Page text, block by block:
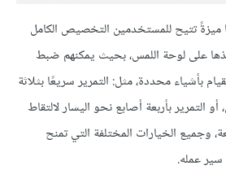
تتيح للمستخدمين التخصيص الكامل
على لوحة اللمس، بحيث يمكنهم ضبط
بأشياء محددة، مثل: التمرير سريعًا بثلاثة
التمرير بأربعة أصابع نحو اليسار لالتقاط
وجميع الخيارات المختلفة التي تمنح
عمله.